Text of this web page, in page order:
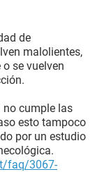
de
malolientes,
se vuelven
no cumple las
esto tampoco
por un estudio
faq/3067-